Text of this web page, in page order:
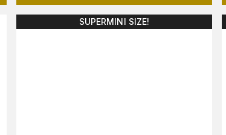
SUPERMINI SIZE!